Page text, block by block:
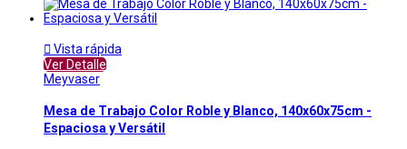
 Vista rápida
Ver Detalle
Meyvaser
Mesa de Trabajo Color Roble y Blanco, 140x60x75cm -
Espaciosa y Versátil